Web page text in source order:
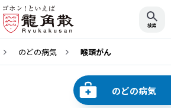
のどの病気 喉頭がん
のどの病気